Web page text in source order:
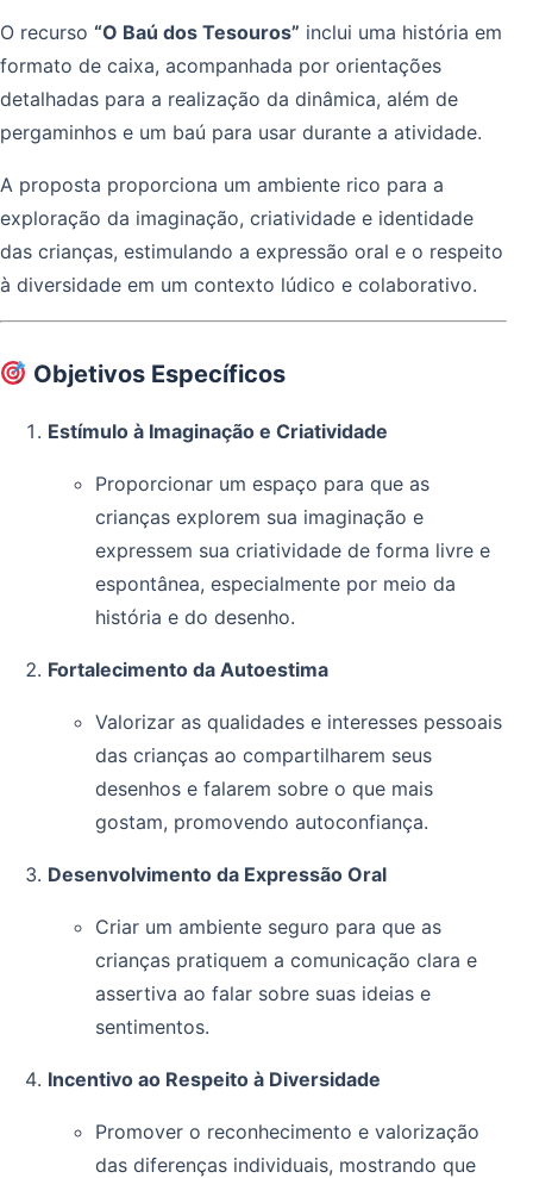
O recurso “O Baú dos Tesouros” inclui uma história em
formato de caixa, acompanhada por orientações
detalhadas para a realização da dinâmica, além de
pergaminhos e um baú para usar durante a atividade.
A proposta proporciona um ambiente rico para a
exploração da imaginação, criatividade e identidade
das crianças, estimulando a expressão oral e o respeito
à diversidade em um contexto lúdico e colaborativo.
Objetivos Específicos
Estímulo à Imaginação e Criatividade
Proporcionar um espaço para que as
crianças explorem sua imaginação e
expressem sua criatividade de forma livre e
espontânea, especialmente por meio da
história e do desenho.
Fortalecimento da Autoestima
Valorizar as qualidades e interesses pessoais
das crianças ao compartilharem seus
desenhos e falarem sobre o que mais
gostam, promovendo autoconfiança.
Desenvolvimento da Expressão Oral
Criar um ambiente seguro para que as
crianças pratiquem a comunicação clara e
assertiva ao falar sobre suas ideias e
sentimentos.
Incentivo ao Respeito à Diversidade
Promover o reconhecimento e valorização
das diferenças individuais, mostrando que